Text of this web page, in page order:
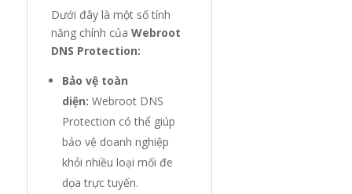
Dưới đây là một số tính
năng chính của Webroot
DNS Protection:
Bảo vệ toàn
diện: Webroot DNS
Protection có thể giúp
bảo vệ doanh nghiệp
khỏi nhiều loại mối đe
dọa trực tuyến.